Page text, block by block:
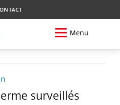
Menu
surveillés